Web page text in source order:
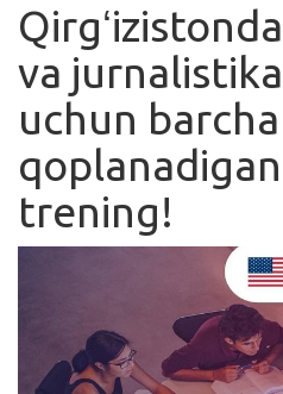
Ishlar
Kurslar
Blog
Yana
va
uchun
trening!